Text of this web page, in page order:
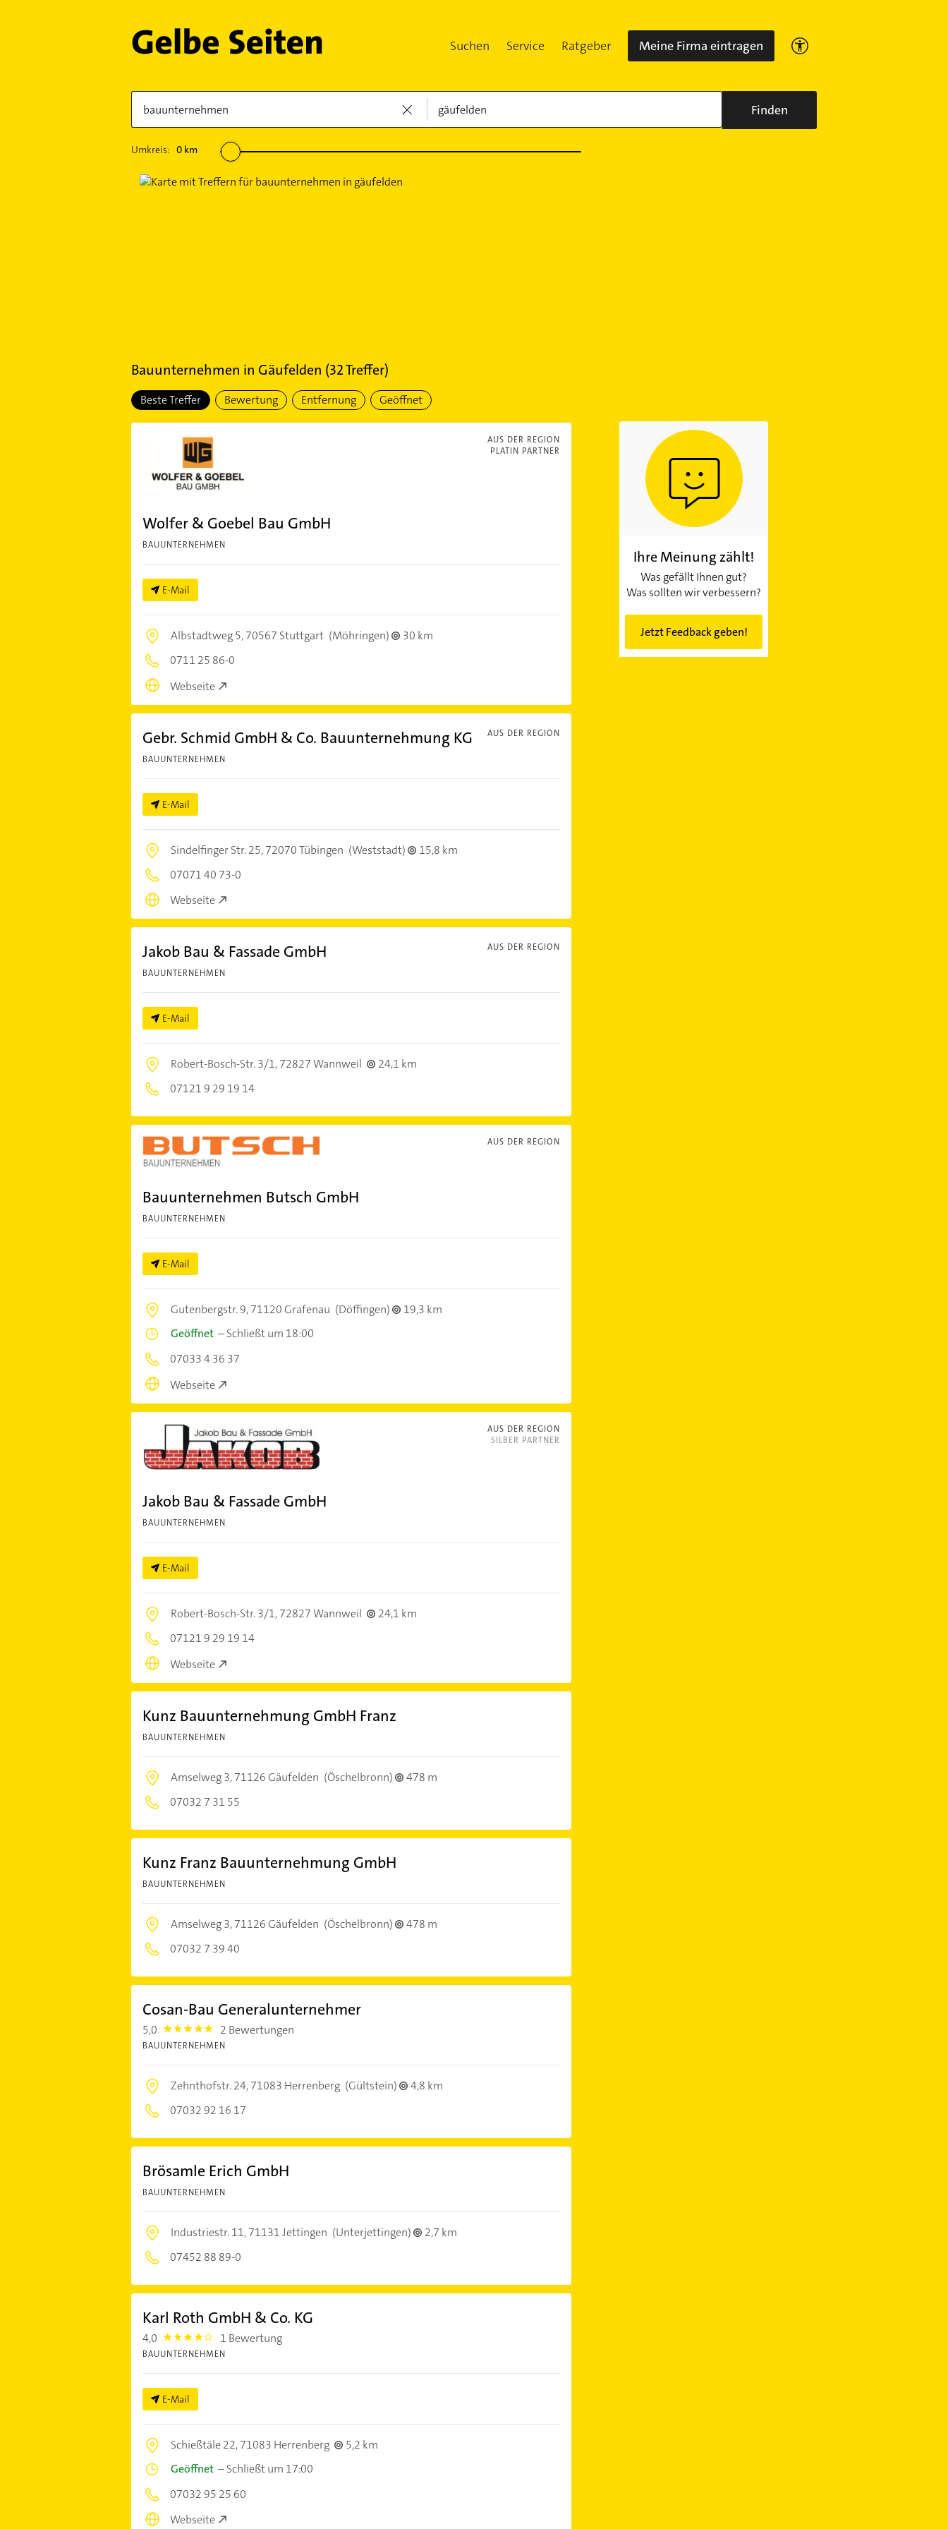
Suchen Service Ratgeber Meine Firma eintragen
Finden
Umkreis: 0km
Bauunternehmen in Gäufelden (32Treffer)
Beste Treffer Bewertung Entfernung Geöffnet
AUS DER REGION
PLATIN PARTNER
Wolfer & Goebel Bau GmbH
BAUUNTERNEHMEN
E-Mail
Albstadtweg 5,70567 Stuttgart (Möhringen)
30 km
0711 25 86-0
Webseite
AUS DER REGION
Gebr. Schmid GmbH & Co. Bauunternehmung KG
BAUUNTERNEHMEN
E-Mail
Sindelfinger Str. 25,72070 Tübingen (Weststadt)
15,8 km
07071 40 73-0
Webseite
AUS DER REGION
Jakob Bau & Fassade GmbH
BAUUNTERNEHMEN
E-Mail
Robert-Bosch-Str. 3/1,72827 Wannweil
24,1 km
07121 9 29 19 14
AUS DER REGION
Bauunternehmen Butsch GmbH
BAUUNTERNEHMEN
E-Mail
Gutenbergstr. 9,71120 Grafenau (Döffingen)
19,3 km
Geöffnet–Schließt um 18:00
07033 4 36 37
Webseite
AUS DER REGION
SILBER PARTNER
Jakob Bau & Fassade GmbH
BAUUNTERNEHMEN
E-Mail
Robert-Bosch-Str. 3/1,72827 Wannweil
24,1 km
07121 9 29 19 14
Webseite
Kunz Bauunternehmung GmbH Franz
BAUUNTERNEHMEN
Amselweg 3,71126 Gäufelden (Öschelbronn)
478 m
07032 7 31 55
Kunz Franz Bauunternehmung GmbH
BAUUNTERNEHMEN
Amselweg 3,71126 Gäufelden (Öschelbronn)
478 m
07032 7 39 40
Cosan-Bau Generalunternehmer
5,0 5.0 2 Bewertungen
BAUUNTERNEHMEN
Zehnthofstr. 24,71083 Herrenberg (Gültstein)
4,8 km
07032 92 16 17
Brösamle Erich GmbH
BAUUNTERNEHMEN
Industriestr. 11,71131 Jettingen (Unterjettingen)
2,7 km
07452 88 89-0
Karl Roth GmbH & Co. KG
4,0 4.0 1 Bewertung
BAUUNTERNEHMEN
E-Mail
Schießtäle 22,71083 Herrenberg
5,2 km
Geöffnet–Schließt um 17:00
07032 95 25 60
Webseite
Ihre Meinung zählt!
Was gefällt Ihnen gut?
Was sollten wir verbessern?
Jetzt Feedback geben!